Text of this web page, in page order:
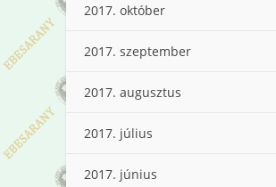
2017. október
2017. szeptember
2017. augusztus
2017. július
2017. június